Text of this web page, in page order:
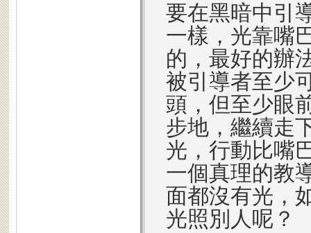
要在黑暗中引
一樣，光靠嘴
的，最好的辦
被引導者至少
頭，但至少眼
步地，繼續走
光，行動比嘴
一個真理的教
面都沒有光，
光照別人呢？